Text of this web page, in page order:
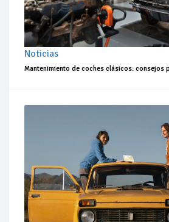
Noticias
Mantenimiento de coches clásicos: consejos